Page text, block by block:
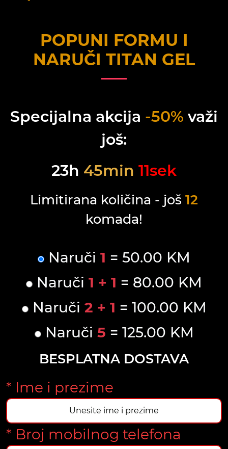
POPUNI FORMU I
NARUČI TITAN GEL
Specijalna akcija -50% važi
još:
23h 45min 11sek
Limitirana količina - još 12
komada!
Naruči 1 = 50.00 KM
Naruči 1 + 1 = 80.00 KM
Naruči 2 + 1 = 100.00 KM
Naruči 5 = 125.00 KM
BESPLATNA DOSTAVA
* Ime i prezime
* Broj mobilnog telefona